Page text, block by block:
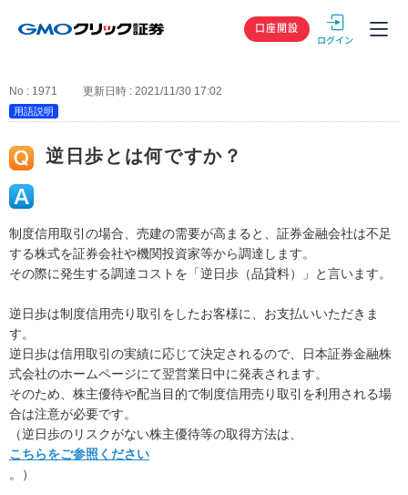
GMOクリック
口座開設
No : 1971 更新日時 : 2021/11/30 17:02
用語説明
逆日歩とは何ですか？
制度信用取引の場合、売建の需要が高まると、証券金融会社は不足
する株式を証券会社や機関投資家等から調達します。
その際に発生する調達コストを「逆日歩（品貸料）」と言います。
逆日歩は制度信用売り取引をしたお客様に、お支払いいただきま
す。
逆日歩は信用取引の実績に応じて決定されるので、日本証券金融株
式会社のホームページにて翌営業日中に発表されます。
そのため、株主優待や配当目的で制度信用売り取引を利用される場
合は注意が必要です。
（逆日歩のリスクがない株主優待等の取得方法は、
こちらをご参照ください
。）